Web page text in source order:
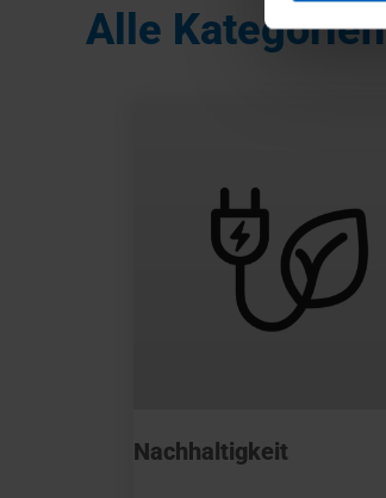
Alle Kategorien
Nachhaltigkeit